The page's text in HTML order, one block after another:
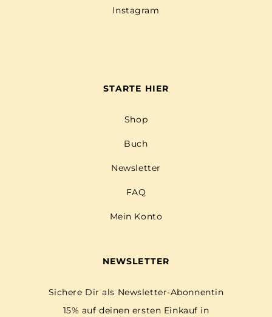
Instagram
STARTE HIER
Shop
Buch
Newsletter
FAQ
Mein Konto
NEWSLETTER
Sichere Dir als Newsletter-Abonnentin
15% auf deinen ersten Einkauf in